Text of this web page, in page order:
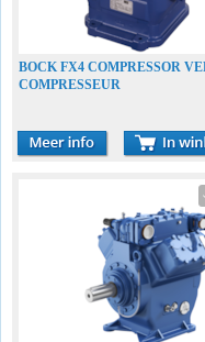
BOCK FX4 COMPRESSOR
COMPRESSEUR